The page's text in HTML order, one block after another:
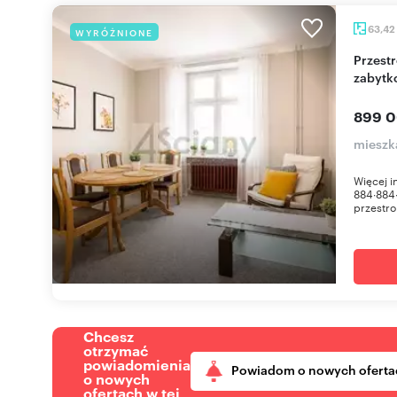
WYRÓŻNIONE 63,42
Przestronne 2-pokojowe mieszkanie w
899
Więcej
Chcesz
otrzymać
powiadomienia
o nowych
ofertach w tej
Powiadom o nowych